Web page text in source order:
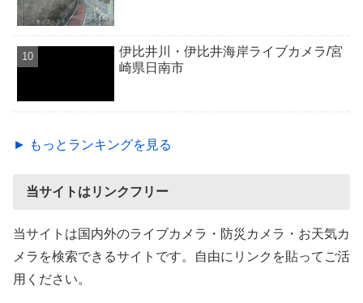
伊比井川・伊比井海岸ライブカメラ/宮
崎県日南市
► もっとランキングを見る
当サイトはリンクフリー
当サイトは国内外のライブカメラ・防災カメラ・お天気カ
メラを検索できるサイトです。自由にリンクを貼ってご活
用ください。